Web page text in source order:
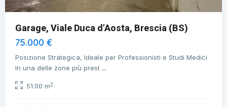
Garage, Viale Duca d’Aosta, Brescia (BS)
75.000 €
Posizione Strategica, Ideale per Professionisti e Studi Medici
In una delle zone più prest ...
51.00 m2